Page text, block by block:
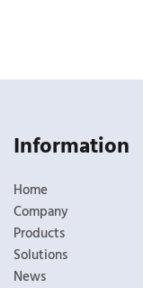
Information
Home
Company
Products
Solutions
News